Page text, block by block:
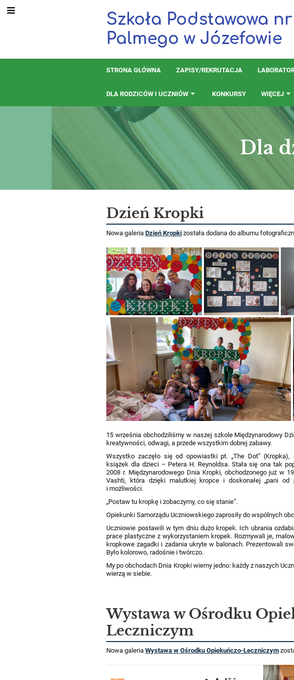
Szkoła Podstawowa
Palmego w Józefowie
STRONA GŁÓWNA ZAPISY/REKRUTACJA
DLA RODZICÓW I UCZNIÓW KONKURSY WIĘCEJ
Dla
Dla
dzieci
rodziców
Dzień Kropki
Nowa galeriaDzień Kropki została dodana do albumu
15 września obchodziliśmy w naszej szkole Międzynarodowy
kreatywności, odwagi, a przede wszystkim dobrej zabawy.
Wszystko zaczęło się od opowiastki pt. „The Dot”
książek dla dzieci – Petera H. Reynoldsa. Stała się ona tak
2008 r. Międzynarodowego Dnia Kropki, obchodzonego już w
Vashti, która dzięki malutkiej kropce i doskonałej „pani
i możliwości.
„Postaw tu kropkę i zobaczymy, co się stanie”.
Opiekunki Samorządu Uczniowskiego zaprosiły do wspólnych
Uczniowie postawili w tym dniu dużo kropek. Ich ubrania
prace plastyczne z wykorzystaniem kropek. Rozmywali je,
kropkowe zagadki i zadania ukryte w balonach. Prezentowali
Było kolorowo, radośnie i twórczo.
My po obchodach Dnia Kropki wiemy jedno: każdy z naszych
wierzą w siebie.
Wystawa w Ośrodku
Leczniczym
Nowa galeriaWystawa w Ośrodku Opiekuńczo-Leczniczym